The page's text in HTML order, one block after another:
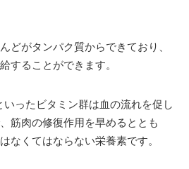
どがタンパク質からできており、
することができます。
ったビタミン群は血の流れを促し
筋肉の修復作用を早めるととも
なくてはならない栄養素です。